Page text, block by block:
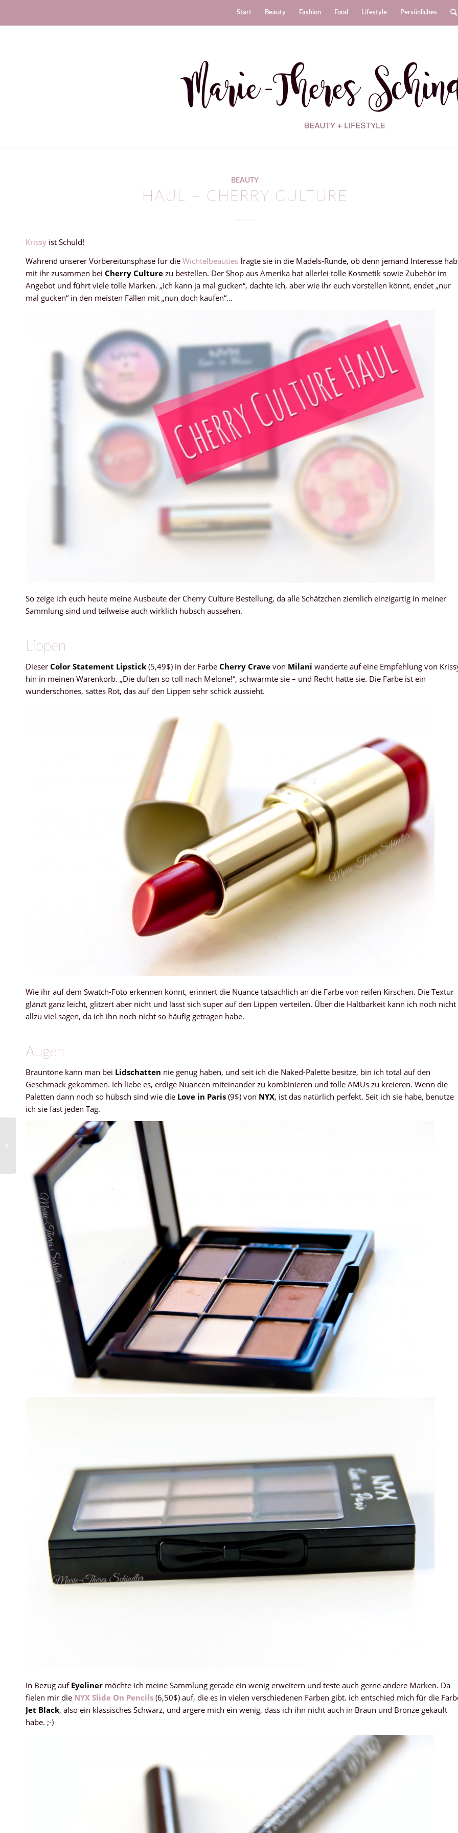
Start Beauty Fashion Food Lifestyle Persönliches
BEAUTY
HAUL – CHERRY CULTURE
Krissy ist Schuld!
Während unserer Vorbereitunsphase für die Wichtelbeauties fragte sie in die Mädels-Runde, ob denn jemand Interesse
mit ihr zusammen bei Cherry Culture zu bestellen. Der Shop aus Amerika hat allerlei tolle Kosmetik sowie Zubehör im
Angebot und führt viele tolle Marken. „Ich kann ja mal gucken“, dachte ich, aber wie ihr euch vorstellen könnt, endet „nur
mal gucken“ in den meisten Fällen mit „nun doch kaufen“…
So zeige ich euch heute meine Ausbeute der Cherry Culture Bestellung, da alle Schätzchen ziemlich einzigartig in meiner
Sammlung sind und teilweise auch wirklich hübsch aussehen.
Lippen
Dieser Color Statement Lipstick (5,49$) in der Farbe Cherry Crave von Milani wanderte auf eine Empfehlung von
hin in meinen Warenkorb. „Die duften so toll nach Melone!“, schwärmte sie – und Recht hatte sie. Die Farbe ist ein
wunderschönes, sattes Rot, das auf den Lippen sehr schick aussieht.
Wie ihr auf dem Swatch-Foto erkennen könnt, erinnert die Nuance tatsächlich an die Farbe von reifen Kirschen. Die Textur
glänzt ganz leicht, glitzert aber nicht und lässt sich super auf den Lippen verteilen. Über die Haltbarkeit kann ich noch nicht
allzu viel sagen, da ich ihn noch nicht so häufig getragen habe.
Augen
Brauntöne kann man bei Lidschatten nie genug haben, und seit ich die Naked-Palette besitze, bin ich total auf den
Geschmack gekommen. Ich liebe es, erdige Nuancen miteinander zu kombinieren und tolle AMUs zu kreieren. Wenn die
Paletten dann noch so hübsch sind wie die Love in Paris (9$) von NYX, ist das natürlich perfekt. Seit ich sie habe, benutze
ich sie fast jeden Tag.
In Bezug auf Eyeliner möchte ich meine Sammlung gerade ein wenig erweitern und teste auch gerne andere Marken. Da
fielen mir die NYX Slide On Pencils (6,50$) auf, die es in vielen verschiedenen Farben gibt. ich entschied mich für die
Jet Black, also ein klassisches Schwarz, und ärgere mich ein wenig, dass ich ihn nicht auch in Braun und Bronze gekauft
habe. ;-)
Clinique – Repairwear
Laser Focus Serum